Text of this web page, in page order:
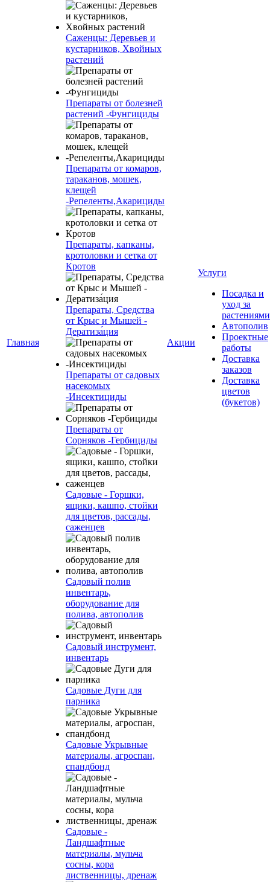
Главная
Саженцы: Деревьев и
кустарников, Хвойных
растений
Препараты от болезней
растений -Фунгициды
Препараты от комаров,
тараканов, мошек,
клещей
-Репеленты,Акарициды
Препараты, капканы,
кротоловки и сетка от
Кротов
Препараты, Средства
от Крыс и Мышей -
Дератиза́ция
Препараты от садовых
насекомых
-Инсектициды
Препараты от
Сорняков -Гербициды
Садовые - Горшки,
ящики, кашпо, стойки
для цветов, рассады,
саженцев
Садовый полив
инвентарь,
оборудование для
полива, автополив
Садовый инструмент,
инвентарь
Садовые Дуги для
парника
Садовые Укрывные
материалы, агроспан,
спандбонд
Садовые -
Ландшафтные
материалы, мульча
сосны, кора
лиственницы, дренаж
Акции
Услуги
Посадка и
уход за
растениями
Автополив
Проектные
работы
Доставка
заказов
Доставка
цветов
(букетов)